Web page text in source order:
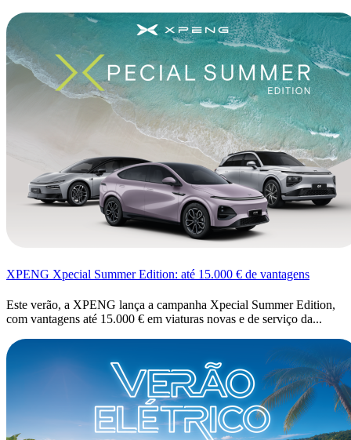
XPENG Xpecial Summer Edition: até 15.000 € de vantagens
Este verão, a XPENG lança a campanha Xpecial Summer Edition,
com vantagens até 15.000 € em viaturas novas e de serviço da...